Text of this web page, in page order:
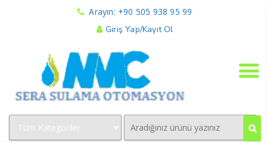
Arayın: +90 505 938 95 99
Giriş Yap/Kayıt Ol